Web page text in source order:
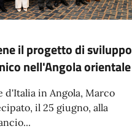
il progetto di sviluppo
nell'Angola orientale
d'Italia in Angola, Marco
il 25 giugno, alla